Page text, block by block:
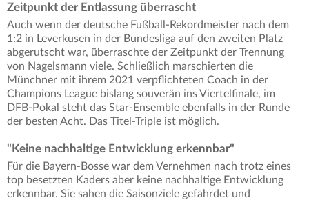
Zeitpunkt der Entlassung überrascht
Auch wenn der deutsche Fußball-Rekordmeister nach dem
1:2 in Leverkusen in der Bundesliga auf den zweiten Platz
abgerutscht war, überraschte der Zeitpunkt der Trennung
von Nagelsmann viele. Schließlich marschierten die
Münchner mit ihrem 2021 verpflichteten Coach in der
Champions League bislang souverän ins Viertelfinale, im
DFB-Pokal steht das Star-Ensemble ebenfalls in der Runde
der besten Acht. Das Titel-Triple ist möglich.
"Keine nachhaltige Entwicklung erkennbar"
Für die Bayern-Bosse war dem Vernehmen nach trotz eines
top besetzten Kaders aber keine nachhaltige Entwicklung
erkennbar. Sie sahen die Saisonziele gefährdet und